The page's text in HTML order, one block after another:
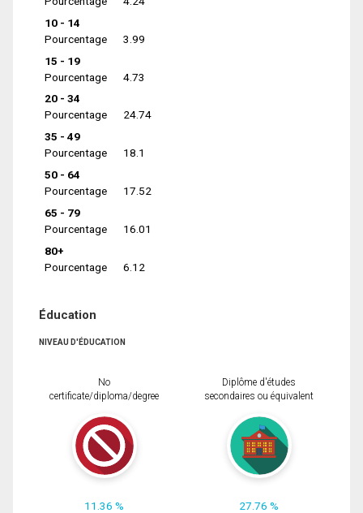
10 - 14
Pourcentage
3.99
15 - 19
Pourcentage
4.73
20 - 34
Pourcentage
24.74
35 - 49
Pourcentage
18.1
50 - 64
Pourcentage
17.52
65 - 79
Pourcentage
16.01
80+
Pourcentage
6.12
Éducation
NIVEAU D'ÉDUCATION
No
certificate/diploma/degree
11.36 %
Diplôme d'études
secondaires ou équivalent
27.76 %